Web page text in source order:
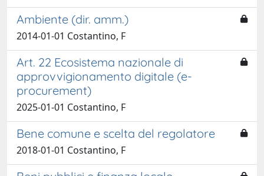
Ambiente (dir. amm.)
2014-01-01 Costantino, F
Art. 22 Ecosistema nazionale di
approvvigionamento digitale (e-
procurement)
2025-01-01 Costantino, F
Bene comune e scelta del regolatore
2018-01-01 Costantino, F